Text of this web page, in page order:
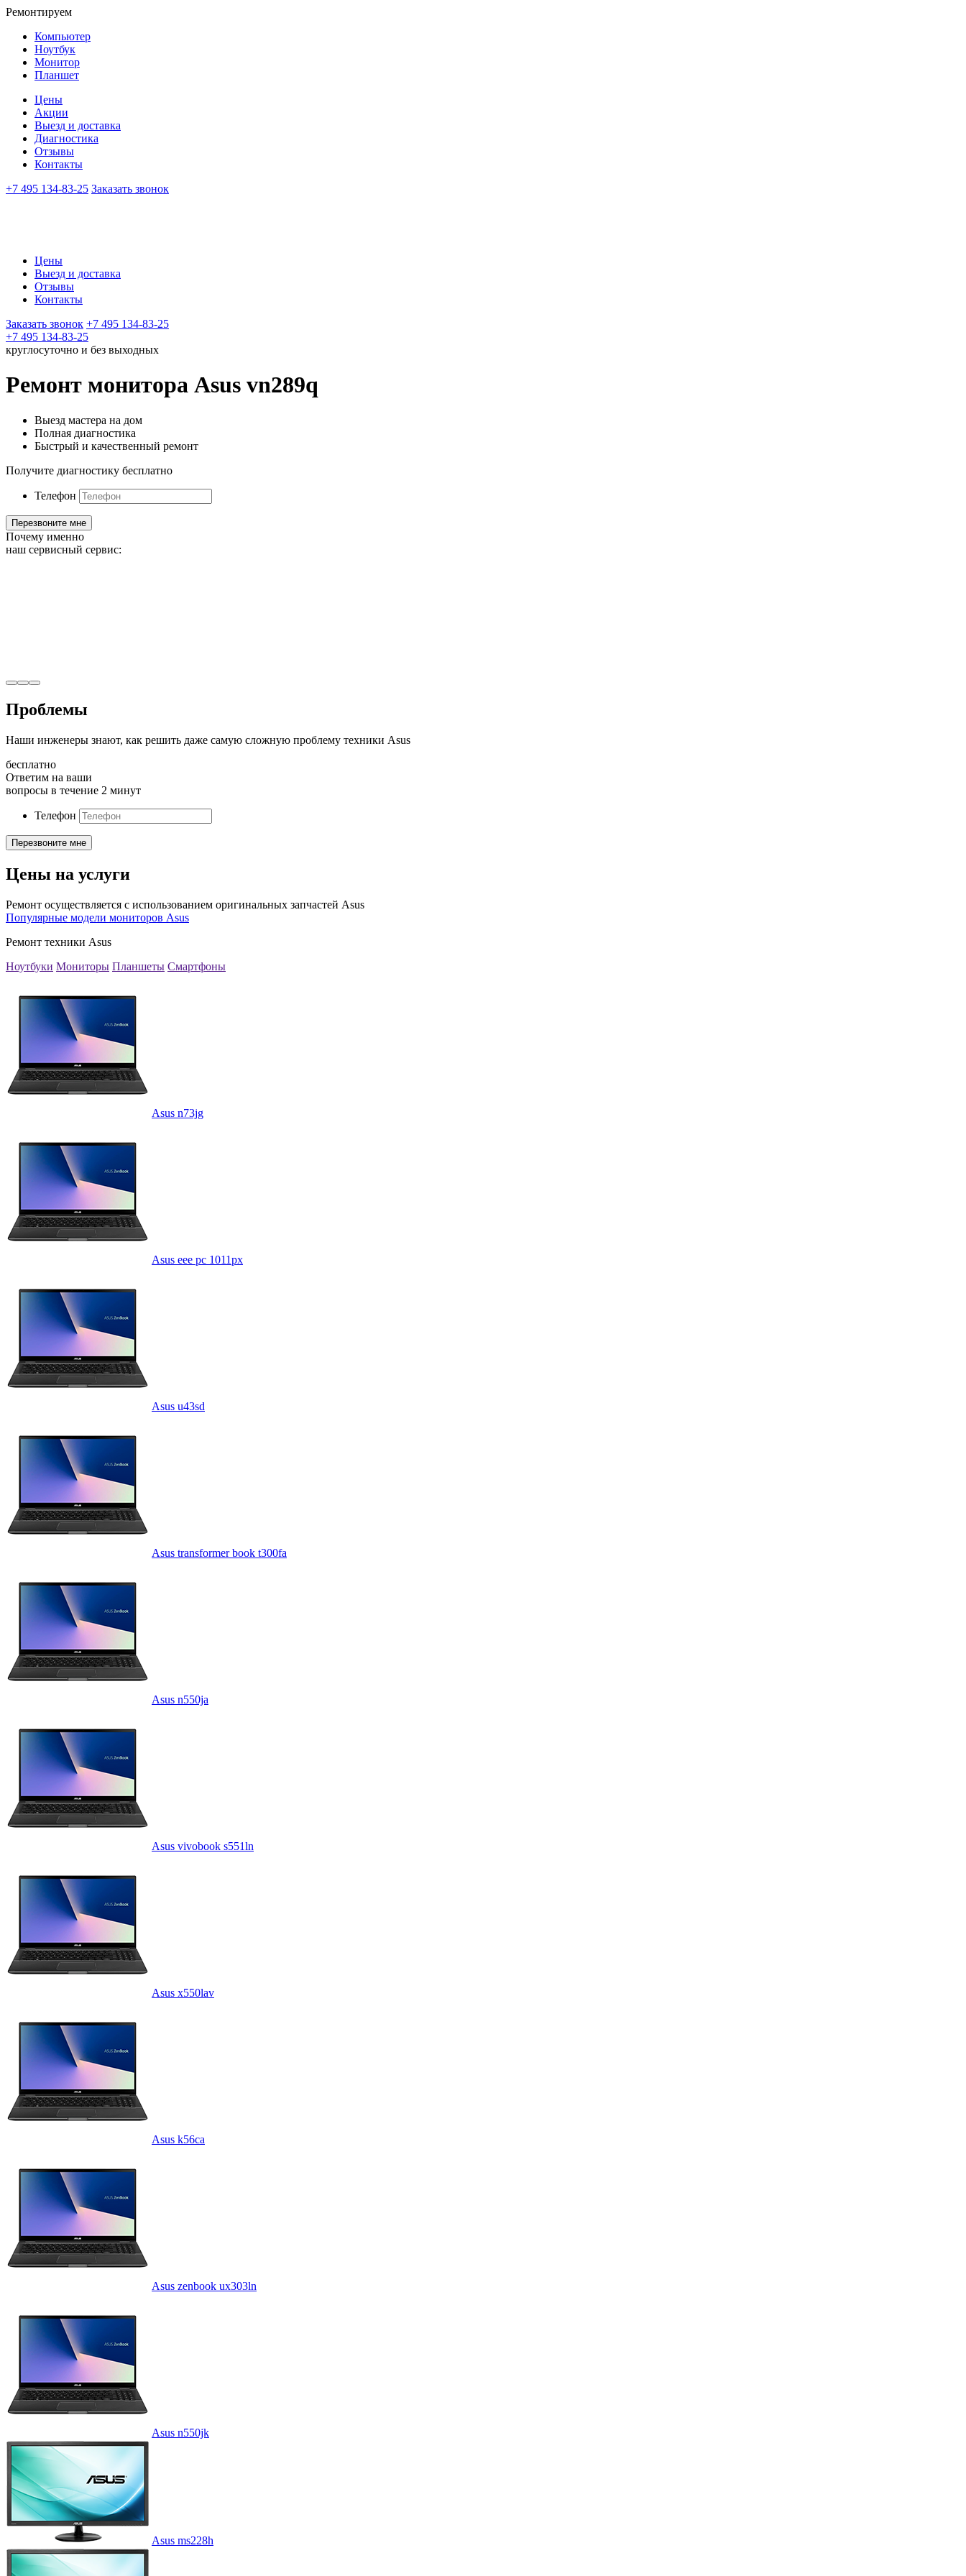
Ремонтируем
Компьютер
Ноутбук
Монитор
Планшет
Цены
Акции
Выезд и доставка
Диагностика
Отзывы
Контакты
+7 495 134-83-25 Заказать звонок
Цены
Выезд и доставка
Отзывы
Контакты
Заказать звонок +7 495 134-83-25
+7 495 134-83-25
круглосуточно и без выходных
Ремонт монитора Asus vn289q
Выезд мастера на дом
Полная диагностика
Быстрый и качественный ремонт
Получите диагностику бесплатно
Телефон
Почему именно
наш сервисный сервис:
Проблемы
Наши инженеры знают, как решить даже самую сложную проблему техники Asus
бесплатно
Ответим на ваши
вопросы в течение 2 минут
Телефон
Цены на услуги
Ремонт осуществляется с использованием оригинальных запчастей Asus
Популярные модели мониторов Asus
Ремонт техники Asus
Ноутбуки Мониторы Планшеты Смартфоны
Asus n73jg
Asus eee pc 1011px
Asus u43sd
Asus transformer book t300fa
Asus n550ja
Asus vivobook s551ln
Asus x550lav
Asus k56ca
Asus zenbook ux303ln
Asus n550jk
Asus ms228h